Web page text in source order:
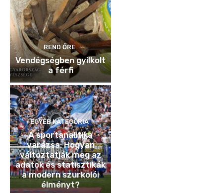
REND ŐRE
Vendégségben gyilkolt
a férfi
EGYÉB KATEGÓRIA
A sportanalitika
varázsa: Hogyan
változtatják meg az
adatok és statisztikák
a modern szurkolói
élményt?